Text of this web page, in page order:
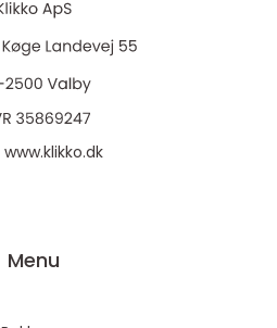
www.klikko.dk
Menu